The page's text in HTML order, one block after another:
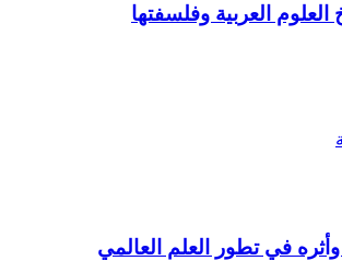
العربية وفلسفتها
في تطور العلم العالمي